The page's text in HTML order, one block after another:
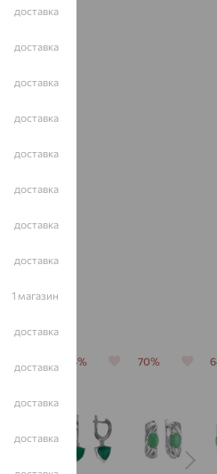
64% 70%
доставка
доставка
доставка
доставка
доставка
доставка
доставка
доставка
1 магазин
доставка
доставка
доставка
доставка